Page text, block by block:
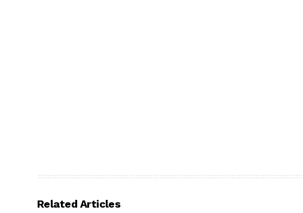
Related Articles